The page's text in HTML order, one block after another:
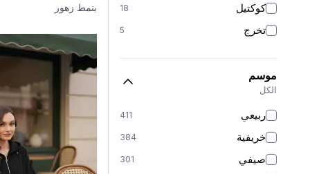
كوكتيل 18
تخرج 5
موسم
الكل
ربيعي 411
خريفية 384
صيفي 301
بنمط زهور